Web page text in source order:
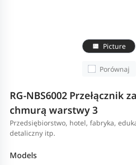
Picture
Porównaj
RG-NBS6002 Przełącznik
chmurą warstwy 3
Przedsiębiorstwo, hotel, fabryka,
detaliczny itp.
Models